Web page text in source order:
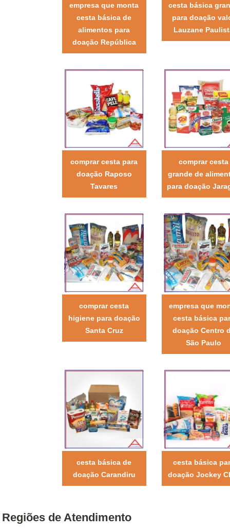
empresa que monta
cesta básica de
alimentos para
doação República
cesta básica
para doação
Lauzane
comprar cesta para
doação Raposo
Tavares
comprar cesta
grande de
para doação
comprar cesta
higiene para doação
Santa Cruz
empresa que
cesta básica
doação Centro
São Paulo
cesta básica de
doação Carandiru
cesta básica
doação Jockey
Regiões de Atendimento